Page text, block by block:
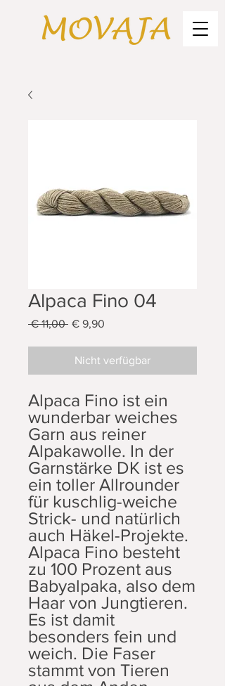
Alpaca Fino 04
€ 11,00 Standardpreis
€ 9,90
Nicht verfügbar
Alpaca Fino ist ein
wunderbar weiches
Garn aus reiner
Alpakawolle. In der
Garnstärke DK ist es
ein toller Allrounder
für kuschlig-weiche
Strick- und natürlich
auch Häkel-Projekte.
Alpaca Fino besteht
zu 100 Prozent aus
Babyalpaka, also dem
Haar von Jungtieren.
Es ist damit
besonders fein und
weich. Die Faser
stammt von Tieren